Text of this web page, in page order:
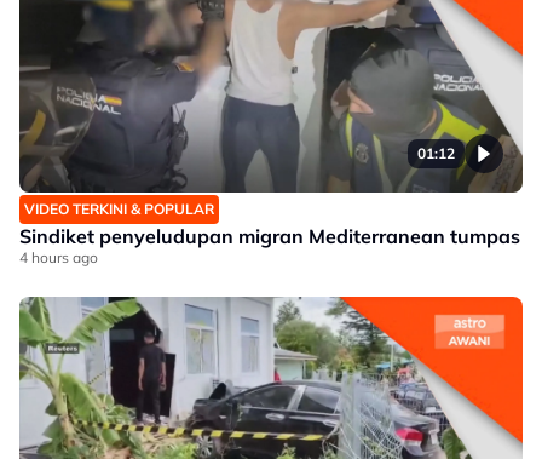
01:12
VIDEO TERKINI & POPULAR
Sindiket penyeludupan migran Mediterranean tumpas
4 hours ago